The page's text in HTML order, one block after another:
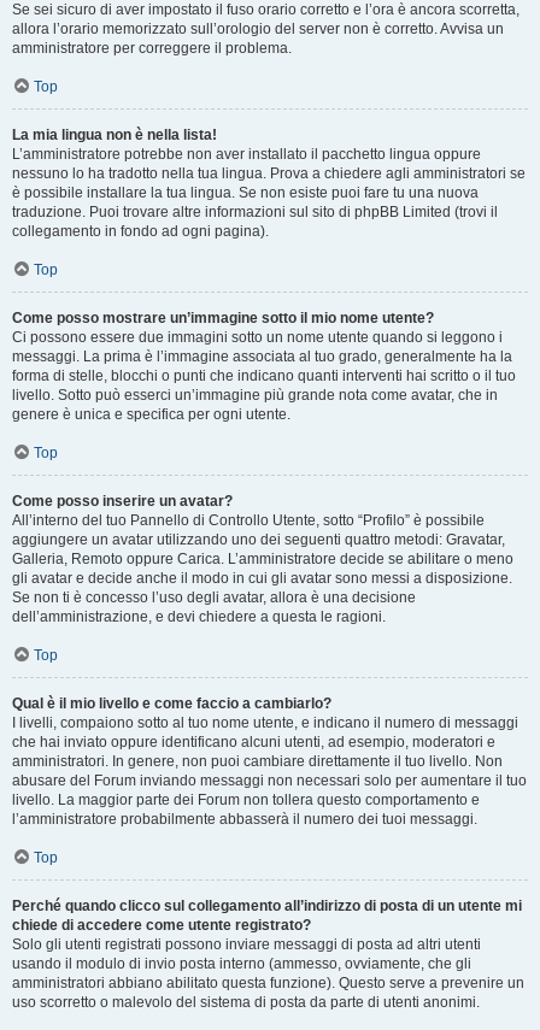
Se sei sicuro di aver impostato il fuso orario corretto e l’ora è ancora scorretta,
allora l’orario memorizzato sull’orologio del server non è corretto. Avvisa un
amministratore per correggere il problema.
Top
La mia lingua non è nella lista!
L’amministratore potrebbe non aver installato il pacchetto lingua oppure
nessuno lo ha tradotto nella tua lingua. Prova a chiedere agli amministratori se
è possibile installare la tua lingua. Se non esiste puoi fare tu una nuova
traduzione. Puoi trovare altre informazioni sul sito di phpBB Limited (trovi il
collegamento in fondo ad ogni pagina).
Top
Come posso mostrare un’immagine sotto il mio nome utente?
Ci possono essere due immagini sotto un nome utente quando si leggono i
messaggi. La prima è l’immagine associata al tuo grado, generalmente ha la
forma di stelle, blocchi o punti che indicano quanti interventi hai scritto o il tuo
livello. Sotto può esserci un’immagine più grande nota come avatar, che in
genere è unica e specifica per ogni utente.
Top
Come posso inserire un avatar?
All’interno del tuo Pannello di Controllo Utente, sotto “Profilo” è possibile
aggiungere un avatar utilizzando uno dei seguenti quattro metodi: Gravatar,
Galleria, Remoto oppure Carica. L’amministratore decide se abilitare o meno
gli avatar e decide anche il modo in cui gli avatar sono messi a disposizione.
Se non ti è concesso l’uso degli avatar, allora è una decisione
dell’amministrazione, e devi chiedere a questa le ragioni.
Top
Qual è il mio livello e come faccio a cambiarlo?
I livelli, compaiono sotto al tuo nome utente, e indicano il numero di messaggi
che hai inviato oppure identificano alcuni utenti, ad esempio, moderatori e
amministratori. In genere, non puoi cambiare direttamente il tuo livello. Non
abusare del Forum inviando messaggi non necessari solo per aumentare il tuo
livello. La maggior parte dei Forum non tollera questo comportamento e
l’amministratore probabilmente abbasserà il numero dei tuoi messaggi.
Top
Perché quando clicco sul collegamento all’indirizzo di posta di un utente mi
chiede di accedere come utente registrato?
Solo gli utenti registrati possono inviare messaggi di posta ad altri utenti
usando il modulo di invio posta interno (ammesso, ovviamente, che gli
amministratori abbiano abilitato questa funzione). Questo serve a prevenire un
uso scorretto o malevolo del sistema di posta da parte di utenti anonimi.